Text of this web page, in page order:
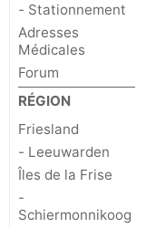
- Stationnement
Adresses
Médicales
Forum
RÉGION
Friesland
- Leeuwarden
Îles de la Frise
-
Schiermonnikoog